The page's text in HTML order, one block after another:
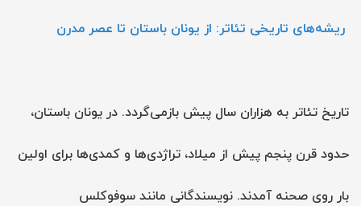
ریشه‌های تاریخی تئاتر: از یونان باستان تا عصر مدرن
تاریخ تئاتر به هزاران سال پیش بازمی‌گردد. در یونان باستان،
حدود قرن پنجم پیش از میلاد، تراژدی‌ها و کمدی‌ها برای اولین
بار روی صحنه آمدند. نویسندگانی مانند سوفوکلس